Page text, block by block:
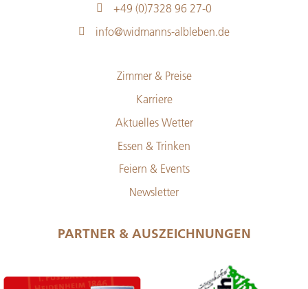
+49 (0)7328 96 27-0
info@widmanns-albleben.de
Zimmer & Preise
Karriere
Aktuelles Wetter
Essen & Trinken
Feiern & Events
Newsletter
PARTNER & AUSZEICHNUNGEN